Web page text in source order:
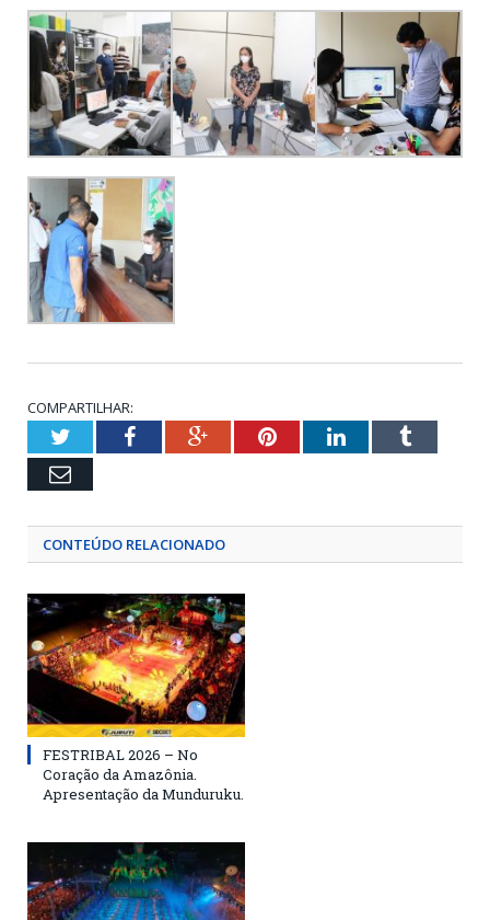
COMPARTILHAR:
TwitterFacebookGoogle+PinterestLinkedInTumblr
Email
CONTEÚDO RELACIONADO
FESTRIBAL 2026 – No
Coração da Amazônia.
Apresentação da Munduruku.